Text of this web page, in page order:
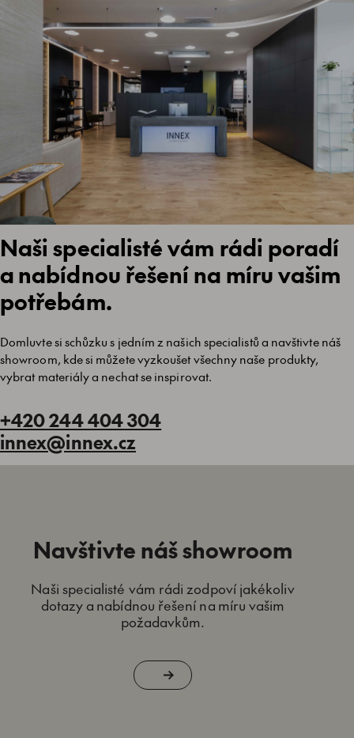
Naši specialisté vám rádi poradí
a nabídnou řešení na míru vašim
potřebám.
Domluvte si schůzku s jedním z našich specialistů a navštivte náš
showroom, kde si můžete vyzkoušet všechny naše produkty,
vybrat materiály a nechat se inspirovat.
+420 244 404 304
innex@innex.cz
Navštivte náš showroom
Naši specialisté vám rádi zodpoví jakékoliv
dotazy a nabídnou řešení na míru vašim
požadavkům.